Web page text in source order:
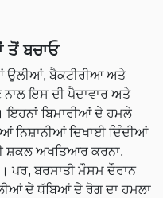
ਤੋਂ ਬਚਾਓ
ਉਲੀਆਂ, ਬੈਕਟੀਰੀਆ ਅਤੇ
ਨਾਲ ਇਸ ਦੀ ਪੈਦਾਵਾਰ ਅਤੇ
ਇਹਨਾਂ ਬਿਮਾਰੀਆਂ ਦੇ ਹਮਲੇ
ਨਿਸ਼ਾਨੀਆਂ ਦਿਖਾਈ ਦਿੰਦੀਆਂ
ਸ਼ਕਲ ਅਖਤਿਆਰ ਕਰਨਾ,
ਪਰ, ਬਰਸਾਤੀ ਮੌਸਮ ਦੌਰਾਨ
ਦੇ ਧੱਬਿਆਂ ਦੇ ਰੋਗ ਦਾ ਹਮਲਾ